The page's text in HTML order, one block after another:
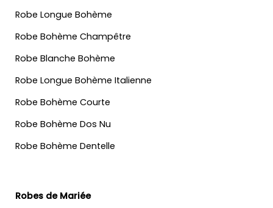
Robe Longue Bohème
Robe Bohème Champêtre
Robe Blanche Bohème
Robe Longue Bohème Italienne
Robe Bohème Courte
Robe Bohème Dos Nu
Robe Bohème Dentelle
Robes de Mariée